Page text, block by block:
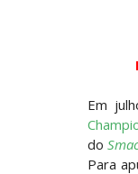
Em
do
Para